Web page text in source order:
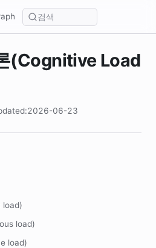
(Cognitive Load
06-23
load)
load)
load)